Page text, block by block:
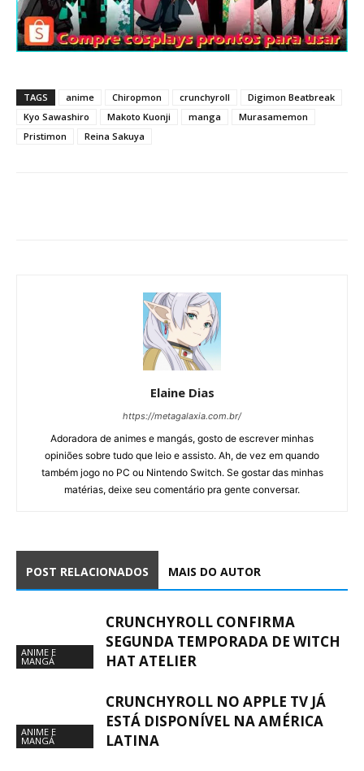
TAGS anime Chiropmon crunchyroll
Digimon Beatbreak
Kyo Sawashiro
Makoto Kuonji manga
Murasamemon
Pristimon
Reina Sakuya
Elaine Dias
https://metagalaxia.com.br/
Adoradora de animes e mangás, gosto de escrever minhas
opiniões sobre tudo que leio e assisto. Ah, de vez em quando
também jogo no PC ou Nintendo Switch. Se gostar das minhas
matérias, deixe seu comentário pra gente conversar.
POST RELACIONADOS MAIS DO AUTOR
ANIME E
MANGÁ
CRUNCHYROLL CONFIRMA
SEGUNDA TEMPORADA DE WITCH
HAT ATELIER
ANIME E
MANGÁ
CRUNCHYROLL NO APPLE TV JÁ
ESTÁ DISPONÍVEL NA AMÉRICA
LATINA